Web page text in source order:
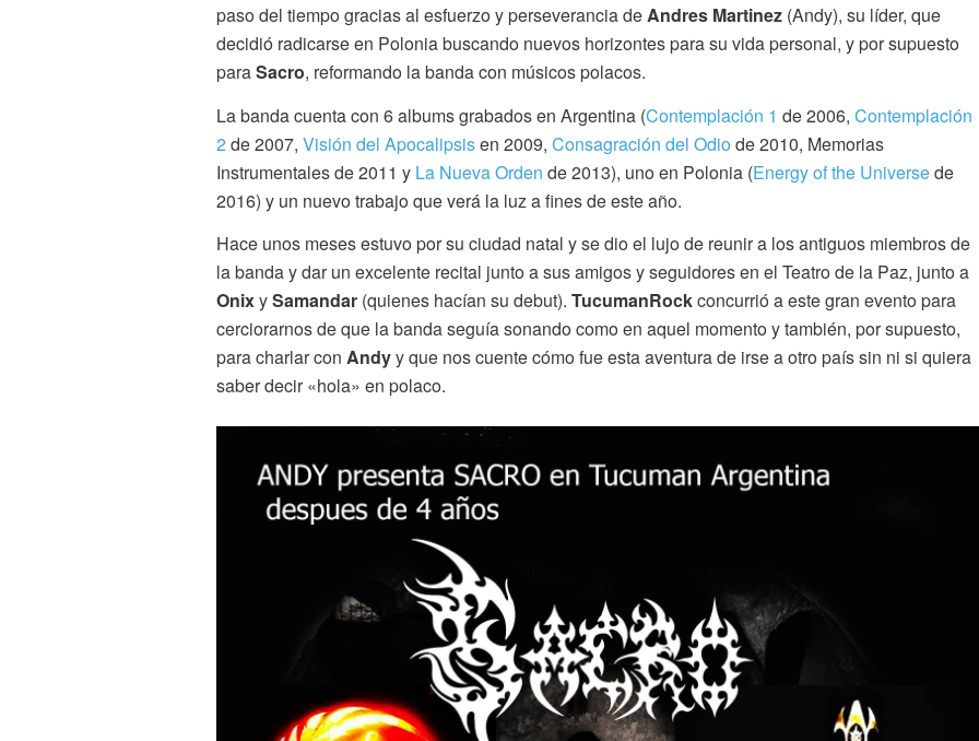
paso del tiempo gracias al esfuerzo y perseverancia deAndres Martinez (Andy), su líder, que
decidió radicarse en Polonia buscando nuevos horizontes para su vida personal, y por supuesto
paraSacro, reformando la banda con músicos polacos.
La banda cuenta con 6 albums grabados en Argentina (Contemplación 1 de 2006, Contemplación
2de 2007, Visión del Apocalipsisen 2009, Consagración del Odiode 2010, Memorias
Instrumentales de 2011 y La Nueva Orden de 2013), uno en Polonia (Energy of the Universede
2016) y un nuevo trabajo que verá la luz a fines de este año.
Hace unos meses estuvo por su ciudad natal y se dio el lujo de reunir a los antiguos miembros de
la banda y dar un excelente recital junto a sus amigos y seguidores en el Teatro de la Paz, junto a
OnixySamandar (quienes hacían su debut). TucumanRockconcurrió a este gran evento para
cerciorarnos de que la banda seguía sonando como en aquel momento y también, por supuesto,
para charlar con Andyy que nos cuente cómo fue esta aventura de irse a otro país sin ni si quiera
saber decir «hola» en polaco.